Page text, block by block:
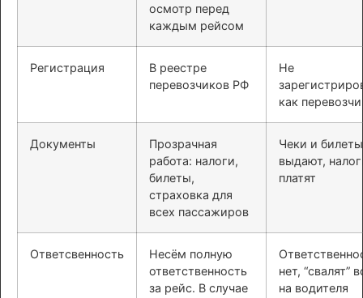
осмотр перед
каждым рейсом
Регистрация
В реестре
перевозчиков РФ
Не
как
Документы
Прозрачная
работа: налоги,
билеты,
страховка для
всех пассажиров
Чеки и
выдают,
платят
Ответсвенность
Несём полную
ответственность
за рейс. В случае
нет, “свалят”
на водителя